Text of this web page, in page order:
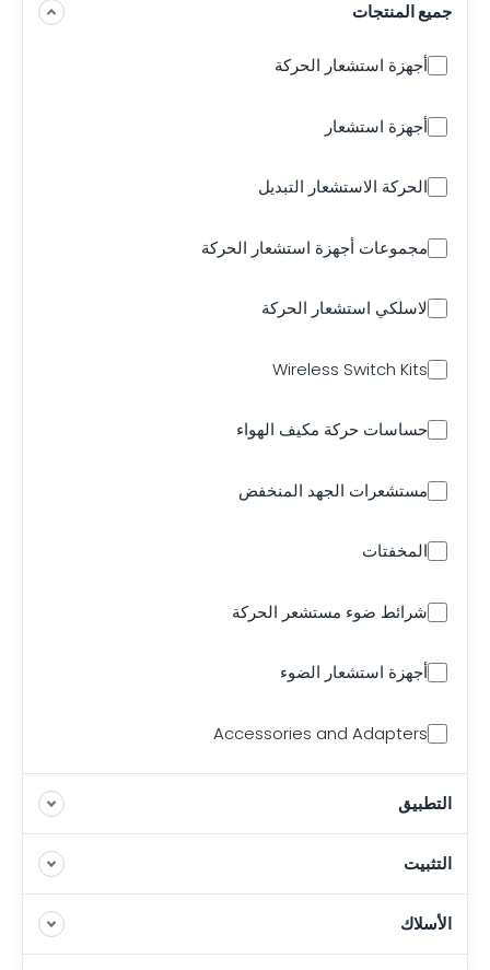
جميع المنتجات
أجهزة استشعار الحركة
أجهزة استشعار
الحركة الاستشعار التبديل
مجموعات أجهزة استشعار الحركة
لاسلكي استشعار الحركة
Wireless Switch Kits
حساسات حركة مكيف الهواء
مستشعرات الجهد المنخفض
المخفتات
شرائط ضوء مستشعر الحركة
أجهزة استشعار الضوء
Accessories and Adapters
التطبيق
التثبيت
الأسلاك